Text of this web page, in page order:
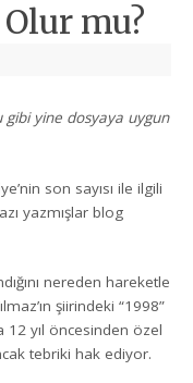
mu?
gibi yine dosyaya uygun
son sayısı ile ilgili
yazmışlar blog
nereden hareketle
şiirindeki “1998”
yıl öncesinden özel
tebriki hak ediyor.